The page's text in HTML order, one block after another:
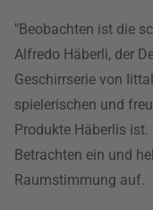
"Beobachten ist die
Alfredo Häberli, der
Geschirrserie von
spielerischen und
Produkte Häberlis
Betrachten ein und
Raumstimmung auf.